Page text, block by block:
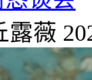
露薇